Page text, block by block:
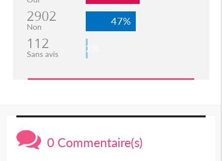
2902
Non 47%
112
Sans avis 2%
0 Commentaire(s)